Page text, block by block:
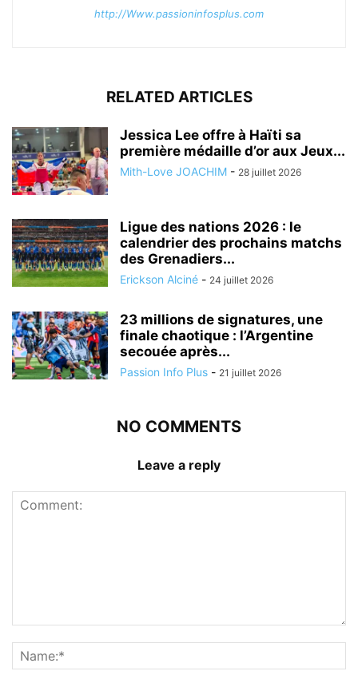
http://Www.passioninfosplus.com
RELATED ARTICLES
Jessica Lee offre à Haïti sa
première médaille d’or aux Jeux...
Mith-Love JOACHIM - 28 juillet 2026
Ligue des nations 2026 : le
calendrier des prochains matchs
des Grenadiers...
Erickson Alciné - 24 juillet 2026
23 millions de signatures, une
finale chaotique : l’Argentine
secouée après...
Passion Info Plus - 21 juillet 2026
NO COMMENTS
Leave a reply